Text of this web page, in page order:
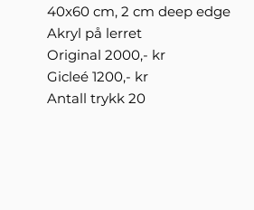
40x60 cm, 2 cm deep edge
Akryl på lerret
Original 2000,- kr
Gicleé 1200,- kr
Antall trykk 20